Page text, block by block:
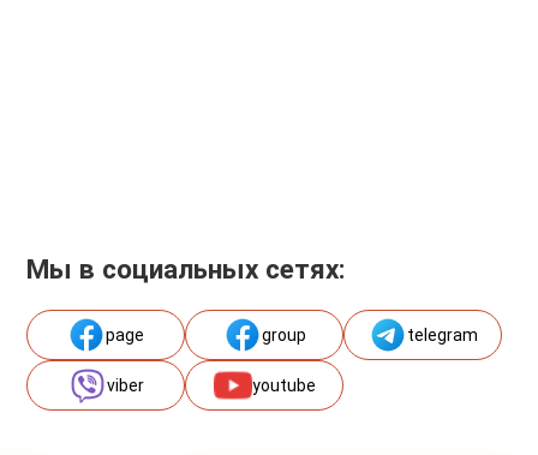
Мы в социальных сетях:
page group telegram
viber youtube